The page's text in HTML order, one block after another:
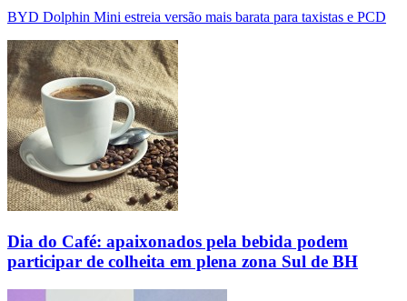
BYD Dolphin Mini estreia versão mais barata para taxistas e PCD
Dia do Café: apaixonados pela bebida podem
participar de colheita em plena zona Sul de BH